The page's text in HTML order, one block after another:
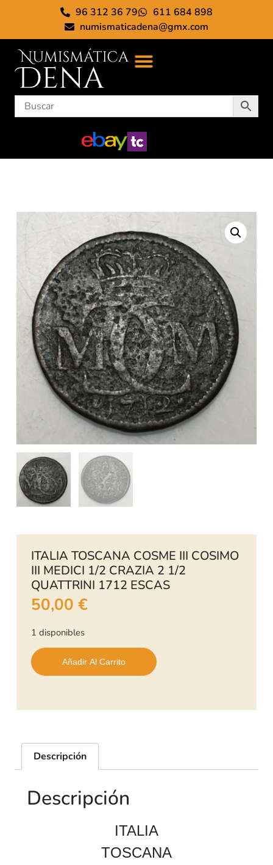
96 312 36 79
611 684 898
numismaticadena@gmx.com
ITALIA TOSCANA COSME III COSIMO
III MEDICI 1/2 CRAZIA 2 1/2
QUATTRINI 1712 ESCAS
50,00 €
1 disponibles
Añadir Al Carrito
Descripción
Descripción
ITALIA
TOSCANA